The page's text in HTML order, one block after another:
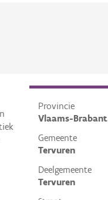
Provincie
Vlaams-Brabant
Gemeente
Tervuren
Deelgemeente
Tervuren